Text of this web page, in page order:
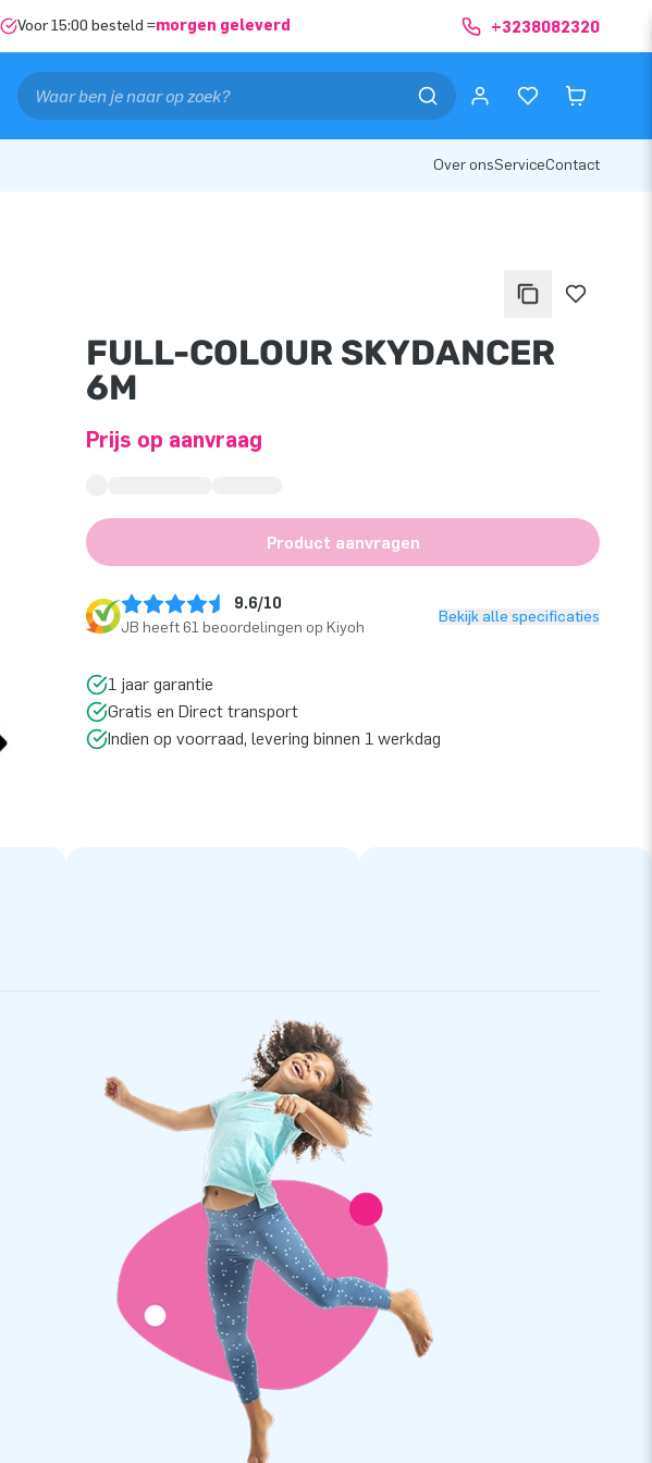
Voor 15:00 besteld =morgen geleverd +3238082320
Over onsServiceContact
FULL-COLOUR SKYDANCER
6M
Prijs op aanvraag
Product aanvragen
9.6/10
JB heeft 61 beoordelingen op Kiyoh
Bekijk alle specificaties
1 jaar garantie
Gratis en Direct transport
Indien op voorraad, levering binnen 1 werkdag